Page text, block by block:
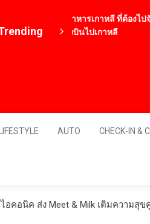
12 เมนูอาหารเกาหลี ที่ต้องไปจัดเมื่
ตั๋วเครื่องบินไปเกาหลี
LIFESTYLE AUTO CHECK-IN &
คอนิค ส่ง Meet & Milk เติมความสุ